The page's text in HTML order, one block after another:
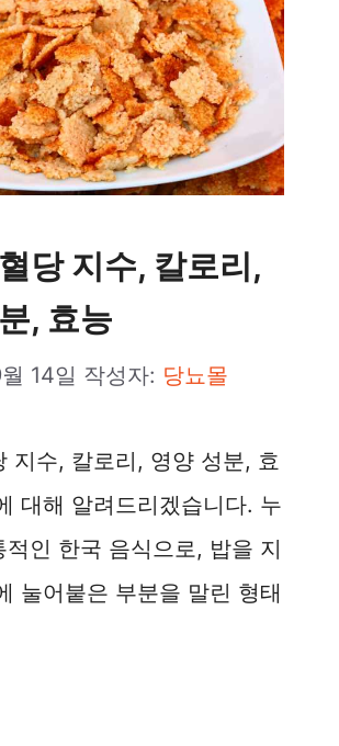
당 지수, 칼로리,
, 효능
14일 작성자: 당뇨몰
지수, 칼로리, 영양 성분, 효
대해 알려드리겠습니다. 누
적인 한국 음식으로, 밥을 지
눌어붙은 부분을 말린 형태